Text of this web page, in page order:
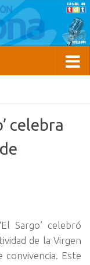
celebra
Sargo’ celebró
de la Virgen
convivencia. Este